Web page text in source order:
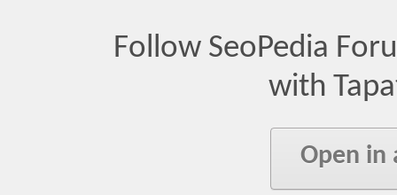
Follow SeoPedia
with
Open in